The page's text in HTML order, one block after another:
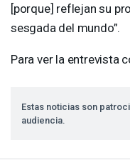
[porque] reflejan su
sesgada del mundo”.
Para ver la entrevista
Estas noticias son
audiencia.